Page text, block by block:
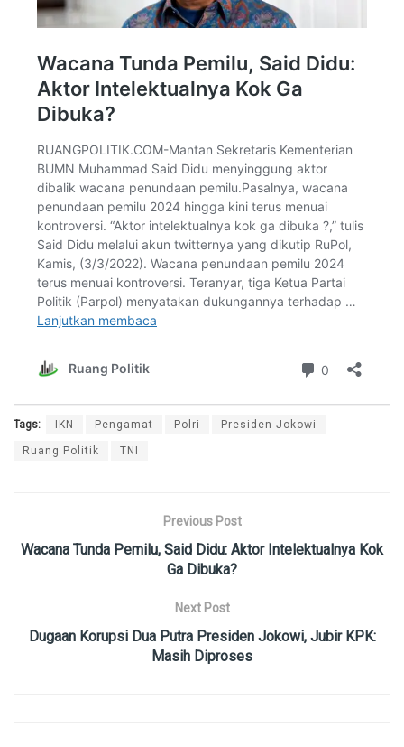
Tags: IKN Pengamat Polri Presiden Jokowi
Ruang Politik TNI
Previous Post
Wacana Tunda Pemilu, Said Didu: Aktor Intelektualnya Kok
Ga Dibuka?
Next Post
Dugaan Korupsi Dua Putra Presiden Jokowi, Jubir KPK:
Masih Diproses